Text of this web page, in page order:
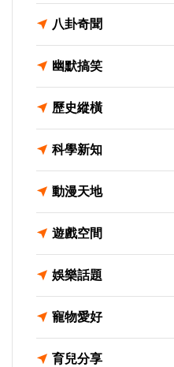
八卦奇聞
幽默搞笑
歷史縱橫
科學新知
動漫天地
遊戲空間
娛樂話題
寵物愛好
育兒分享